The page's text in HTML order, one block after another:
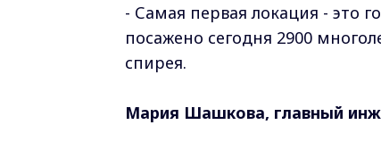
- Самая первая локация - это
посажено сегодня 2900
спирея.
Мария Шашкова, главный